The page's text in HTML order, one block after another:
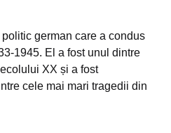
german care a condus
1945. El a fost unul dintre
XX și a fost
cele mai mari tragedii din